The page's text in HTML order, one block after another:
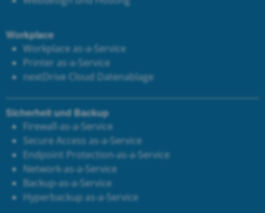
Workplace
Workplace as-a-Service
Printer as-a-Service
nextDrive Cloud Datenablage
Sicherheit und Backup
Firewall-as-a-Service
Secure Access as-a-Service
Endpoint Protection-as-a-Service
Network-as-a-Service
Backup-as-a-Service
Hyperbackup as-a-Service